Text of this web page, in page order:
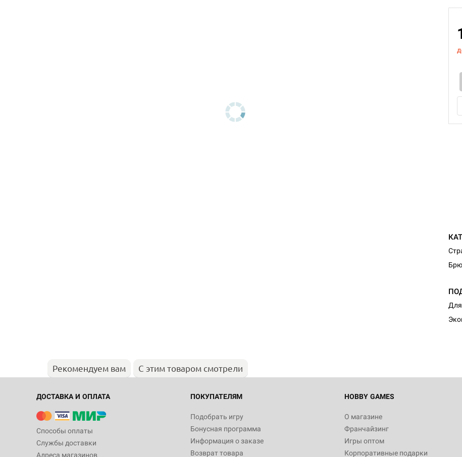
Рекомендуем вам С этим товаром смотрели
ДОСТАВКА И ОПЛАТА
Способы оплаты
Службы доставки
Адреса магазинов
ПОКУПАТЕЛЯМ
Подобрать игру
Бонусная программа
Информация о заказе
Возврат товара
HOBBY GAMES
О магазине
Франчайзинг
Игры оптом
Корпоративные подарки